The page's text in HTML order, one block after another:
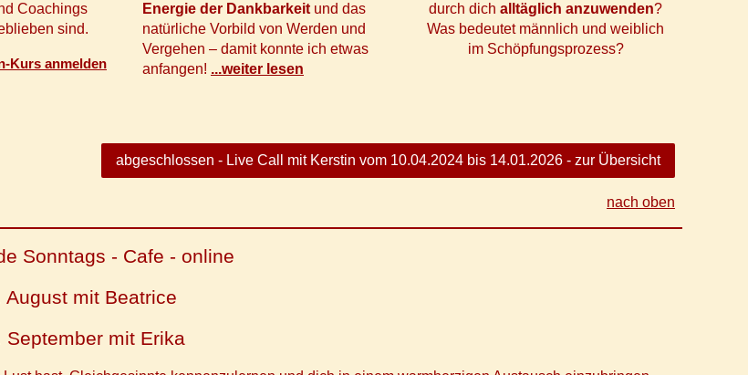
Coachings
sind.
Kurs anmelden
Energie der Dankbarkeit und das
natürliche Vorbild von Werden und
Vergehen – damit konnte ich etwas
anfangen! ...weiter lesen
durch dich alltäglich anzuwenden?
Was bedeutet männlich und weiblich
im Schöpfungsprozess?
abgeschlossen - Live Call mit Kerstin vom 10.04.2024 bis 14.01.2026 - zur Übersicht
nach oben
Sonntags - Cafe - online
August mit Beatrice
September mit Erika